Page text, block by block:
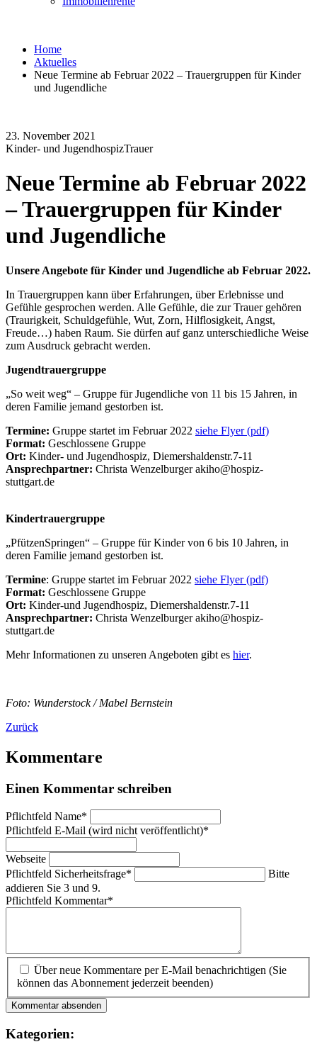
Home
Aktuelles
Neue Termine ab Februar 2022 – Trauergruppen für Kinder
und Jugendliche
23. November 2021
Kinder- und JugendhospizTrauer
Neue Termine ab Februar 2022
– Trauergruppen für Kinder
und Jugendliche
Unsere Angebote für Kinder und Jugendliche ab Februar 2022.
In Trauergruppen kann über Erfahrungen, über Erlebnisse und
Gefühle gesprochen werden. Alle Gefühle, die zur Trauer gehören
(Traurigkeit, Schuldgefühle, Wut, Zorn, Hilflosigkeit, Angst,
Freude…) haben Raum. Sie dürfen auf ganz unterschiedliche Weise
zum Ausdruck gebracht werden.
Jugendtrauergruppe
„So weit weg“ – Gruppe für Jugendliche von 11 bis 15 Jahren, in
deren Familie jemand gestorben ist.
Termine: Gruppe startet im Februar 2022 siehe Flyer (pdf)
Format: Geschlossene Gruppe
Ort: Kinder- und Jugendhospiz, Diemershaldenstr.7-11
Ansprechpartner: Christa Wenzelburger akiho@hospiz-
stuttgart.de
Kindertrauergruppe
„PfützenSpringen“ – Gruppe für Kinder von 6 bis 10 Jahren, in
deren Familie jemand gestorben ist.
Termine: Gruppe startet im Februar 2022 siehe Flyer (pdf)
Format: Geschlossene Gruppe
Ort: Kinder-und Jugendhospiz, Diemershaldenstr.7-11
Ansprechpartner: Christa Wenzelburger akiho@hospiz-
stuttgart.de
Mehr Informationen zu unseren Angeboten gibt es hier.
Foto: Wunderstock /Mabel Bernstein
Zurück
Kommentare
Einen Kommentar schreiben
Pflichtfeld Name*
Pflichtfeld E-Mail (wird nicht veröffentlicht)*
Webseite
Pflichtfeld Sicherheitsfrage*
Bitte
addieren Sie 3 und 9.
Pflichtfeld Kommentar*
Über neue Kommentare per E-Mail benachrichtigen (Sie
können das Abonnement jederzeit beenden)
Kommentar absenden
Kategorien: